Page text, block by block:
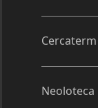
Cercaterm
Neoloteca